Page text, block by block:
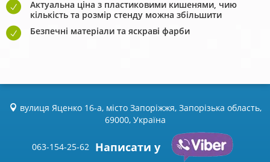
Актуальна ціна з пластиковими кишенями, чию
кількість та розмір стенду можна збільшити
Безпечні матеріали та яскраві фарби
вулиця Яценко 16-а, місто Запоріжжя, Запорізька область,
69000, Україна
063-154-25-62 Написати у